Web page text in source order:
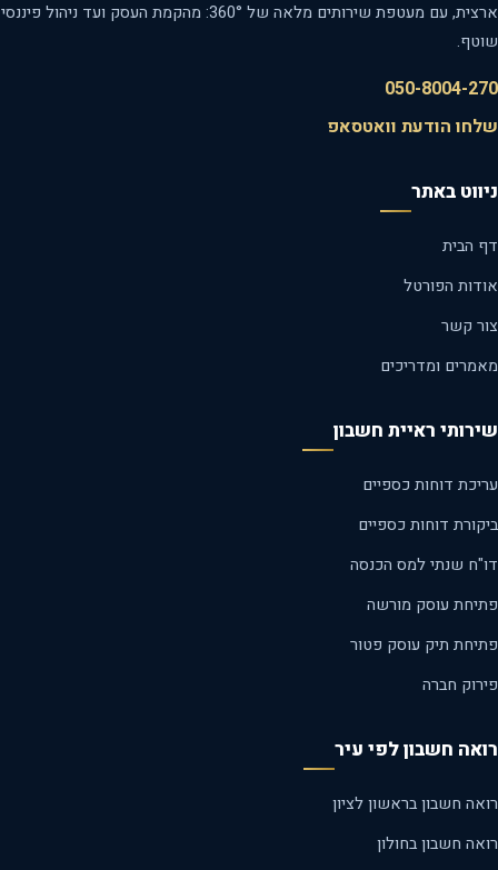
ארצית, עם מעטפת שירותים מלאה של 360°: מהקמת העסק ועד ניהול פיננסי
050-8004-
הודעת וואטסאפ
באתר
הבית
הפורטל
קשר
ומדריכים
ראיית חשבון
דוחות כספיים
דוחות כספיים
שנתי למס הכנסה
עוסק מורשה
תיק עוסק פטור
חברה
חשבון לפי עיר
חשבון בראשון לציון
חשבון בחולון